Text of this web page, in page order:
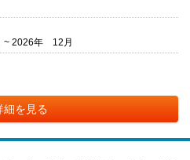
2026年 12月
細を見る